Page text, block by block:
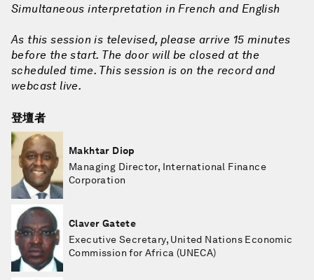
Simultaneous interpretation in French and English
As this session is televised, please arrive 15 minutes
before the start. The door will be closed at the
scheduled time. This session is on the record and
webcast live.
登壇者
Makhtar Diop
Managing Director, International Finance
Corporation
Claver Gatete
Executive Secretary, United Nations Economic
Commission for Africa (UNECA)